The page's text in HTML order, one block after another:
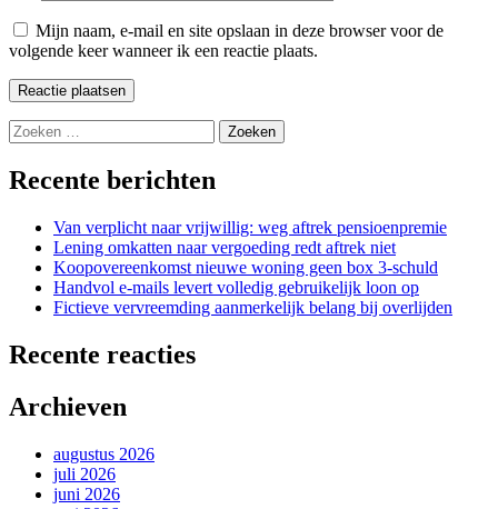
Mijn naam, e-mail en site opslaan in deze browser voor de
volgende keer wanneer ik een reactie plaats.
Zoeken
naar:
Recente berichten
Van verplicht naar vrijwillig: weg aftrek pensioenpremie
Lening omkatten naar vergoeding redt aftrek niet
Koopovereenkomst nieuwe woning geen box 3-schuld
Handvol e-mails levert volledig gebruikelijk loon op
Fictieve vervreemding aanmerkelijk belang bij overlijden
Recente reacties
Archieven
augustus 2026
juli 2026
juni 2026